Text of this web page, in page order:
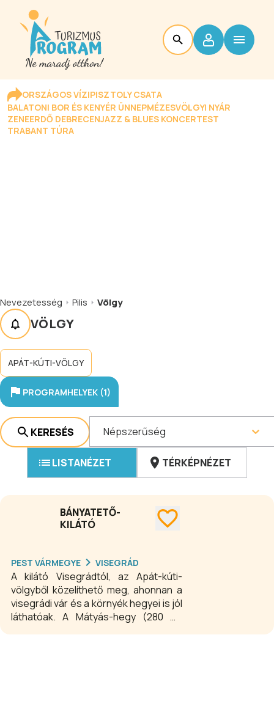
ORSZÁGOS VÍZIPISZTOLY CSATA
BALATONI BOR ÉS KENYÉR ÜNNEPMÉZESVÖLGYI NYÁR
ZENEERDŐ DEBRECENJAZZ & BLUES KONCERTEST
TRABANT TÚRA
Nevezetesség Pilis Völgy
VÖLGY
APÁT-KÚTI-VÖLGY
PROGRAMHELYEK (1)
KERESÉS Népszerűség
LISTANÉZET TÉRKÉPNÉZET
BÁNYATETŐ-
KILÁTÓ
PEST VÁRMEGYE VISEGRÁD
A kilátó Visegrádtól, az Apát-kúti-
völgyből közelíthető meg, ahonnan a
visegrádi vár és a környék hegyei is jól
láthatóak. A Mátyás-hegy (280 m)